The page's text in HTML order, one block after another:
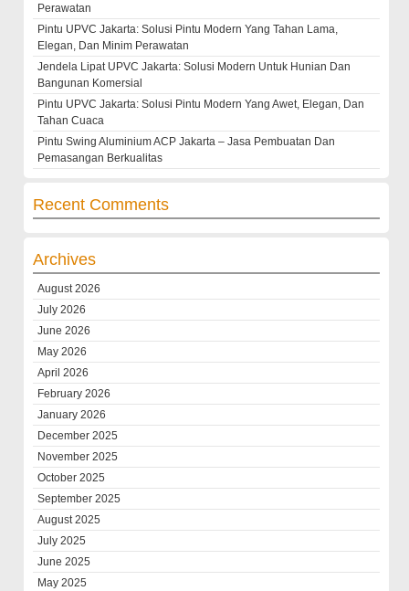
Perawatan
Pintu UPVC Jakarta: Solusi Pintu Modern Yang Tahan Lama,
Elegan, Dan Minim Perawatan
Jendela Lipat UPVC Jakarta: Solusi Modern Untuk Hunian Dan
Bangunan Komersial
Pintu UPVC Jakarta: Solusi Pintu Modern Yang Awet, Elegan, Dan
Tahan Cuaca
Pintu Swing Aluminium ACP Jakarta – Jasa Pembuatan Dan
Pemasangan Berkualitas
Recent Comments
Archives
August 2026
July 2026
June 2026
May 2026
April 2026
February 2026
January 2026
December 2025
November 2025
October 2025
September 2025
August 2025
July 2025
June 2025
May 2025